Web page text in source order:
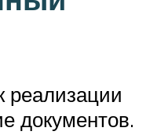
реализации
документов.